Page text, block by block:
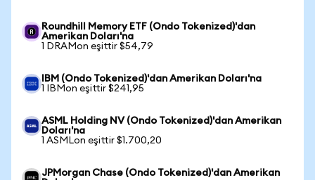
Roundhill Memory ETF (Ondo Tokenized)'dan
Amerikan Doları'na
1 DRAMon eşittir $54,79
IBM (Ondo Tokenized)'dan Amerikan Doları'na
1 IBMon eşittir $241,95
ASML Holding NV (Ondo Tokenized)'dan Amerikan
Doları'na
1 ASMLon eşittir $1.700,20
JPMorgan Chase (Ondo Tokenized)'dan Amerikan